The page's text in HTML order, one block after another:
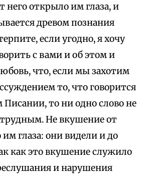
него открыло им глаза, и
древом познания
если угодно, я хочу
с вами и об этом и
что, если мы захотим
то, что говорится
Писании, то ни одно слово не
Не вкушение от
глаза: они видели и до
как это вкушение служило
и нарушения